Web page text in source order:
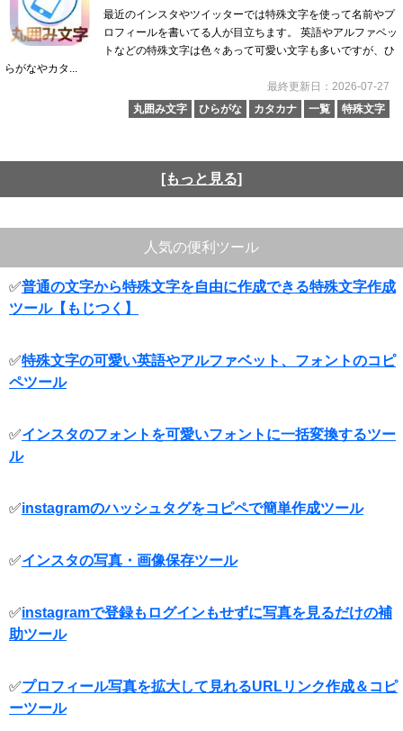
最近のインスタやツイッターでは特殊文字を使って名前やプ
ロフィールを書いてる人が目立ちます。 英語やアルファベッ
トなどの特殊文字は色々あって可愛い文字も多いですが、ひ
らがなやカタ...
最終更新日：2026-07-27
丸囲み文字
ひらがな カタカナ 一覧 特殊文字
[もっと見る]
人気の便利ツール
✅普通の文字から特殊文字を自由に作成できる特殊文字作成
ツール【もじつく】
✅特殊文字の可愛い英語やアルファベット、フォントのコピ
ペツール
✅インスタのフォントを可愛いフォントに一括変換するツー
ル
✅instagramのハッシュタグをコピペで簡単作成ツール
✅インスタの写真・画像保存ツール
✅instagramで登録もログインもせずに写真を見るだけの補
助ツール
✅プロフィール写真を拡大して見れるURLリンク作成＆コピ
ーツール